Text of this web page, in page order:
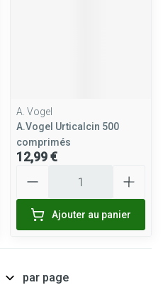
A. Vogel
A.Vogel Urticalcin 500
comprimés
12,99 €
Ajouter au panier
par page